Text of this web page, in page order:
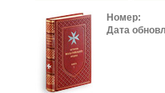
Номер:
Дата